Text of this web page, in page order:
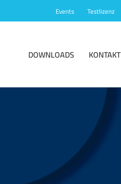
Events Testlizenz
DOWNLOADS KONTAKT